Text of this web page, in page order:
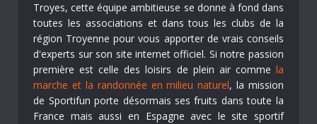
Troyes, cette équipe ambitieuse se donne à fond dans
toutes les associations et dans tous les clubs de la
région Troyenne pour vous apporter de vrais conseils
d'experts sur son site internet officiel. Si notre passion
première est celle des loisirs de plein air comme la
marche et la randonnée en milieu naturel, la mission
de Sportifun porte désormais ses fruits dans toute la
France mais aussi en Espagne avec le site sportif